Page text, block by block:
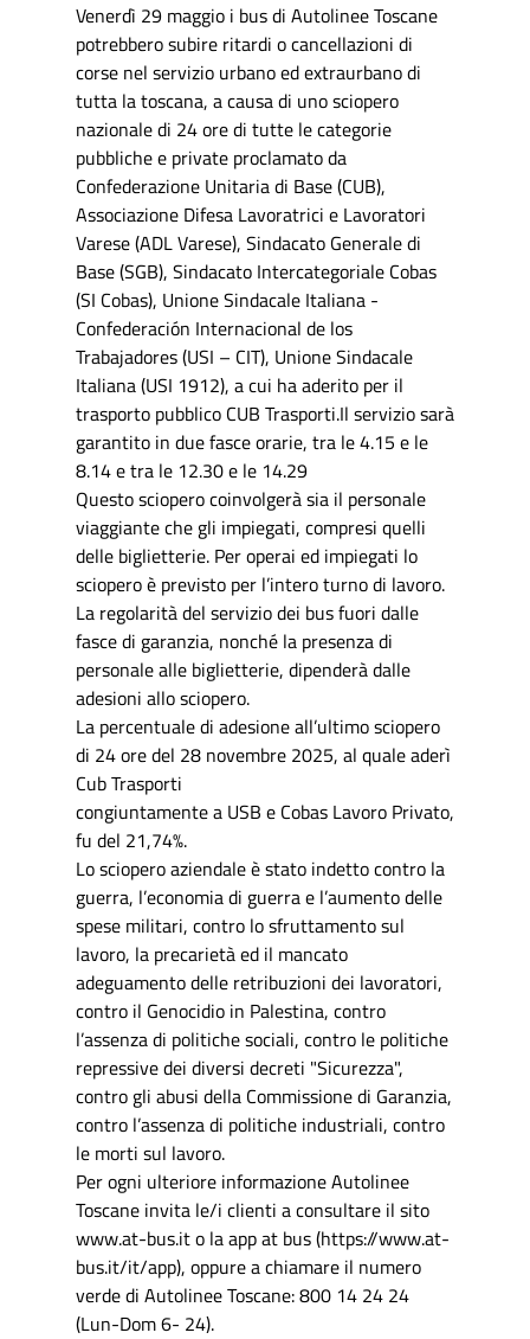
Venerdì 29 maggio i bus di Autolinee Toscane
potrebbero subire ritardi o cancellazioni di
corse nel servizio urbano ed extraurbano di
tutta la toscana, a causa di uno sciopero
nazionale di 24 ore di tutte le categorie
pubbliche e private proclamato da
Confederazione Unitaria di Base (CUB),
Associazione Difesa Lavoratrici e Lavoratori
Varese (ADL Varese), Sindacato Generale di
Base (SGB), Sindacato Intercategoriale Cobas
(SI Cobas), Unione Sindacale Italiana -
Confederación Internacional de los
Trabajadores (USI – CIT), Unione Sindacale
Italiana (USI 1912), a cui ha aderito per il
trasporto pubblico CUB Trasporti.Il servizio sarà
garantito in due fasce orarie, tra le 4.15 e le
8.14 e tra le 12.30 e le 14.29
Questo sciopero coinvolgerà sia il personale
viaggiante che gli impiegati, compresi quelli
delle biglietterie. Per operai ed impiegati lo
sciopero è previsto per l’intero turno di lavoro.
La regolarità del servizio dei bus fuori dalle
fasce di garanzia, nonché la presenza di
personale alle biglietterie, dipenderà dalle
adesioni allo sciopero.
La percentuale di adesione all’ultimo sciopero
di 24 ore del 28 novembre 2025, al quale aderì
Cub Trasporti
congiuntamente a USB e Cobas Lavoro Privato,
fu del 21,74%.
Lo sciopero aziendale è stato indetto contro la
guerra, l’economia di guerra e l’aumento delle
spese militari, contro lo sfruttamento sul
lavoro, la precarietà ed il mancato
adeguamento delle retribuzioni dei lavoratori,
contro il Genocidio in Palestina, contro
l’assenza di politiche sociali, contro le politiche
repressive dei diversi decreti "Sicurezza",
contro gli abusi della Commissione di Garanzia,
contro l’assenza di politiche industriali, contro
le morti sul lavoro.
Per ogni ulteriore informazione Autolinee
Toscane invita le/i clienti a consultare il sito
www.at-bus.it o la app at bus (https://www.at-
bus.it/it/app), oppure a chiamare il numero
verde di Autolinee Toscane: 800 14 24 24
(Lun-Dom 6- 24).